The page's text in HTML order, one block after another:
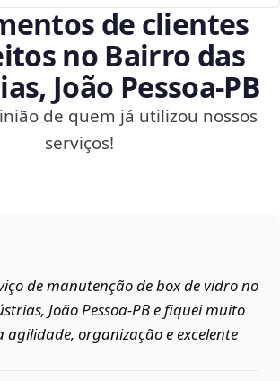
de clientes
no Bairro das
João Pessoa‑PB
de quem já utilizou nossos
serviços!
de manutenção de box de vidro no
João Pessoa‑PB e fiquei muito
agilidade, organização e excelente